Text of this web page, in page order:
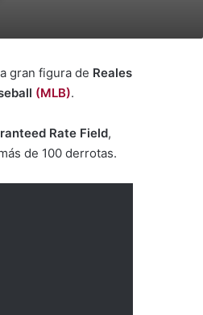
gran figura de Reales
(MLB).
Rate Field,
de 100 derrotas.